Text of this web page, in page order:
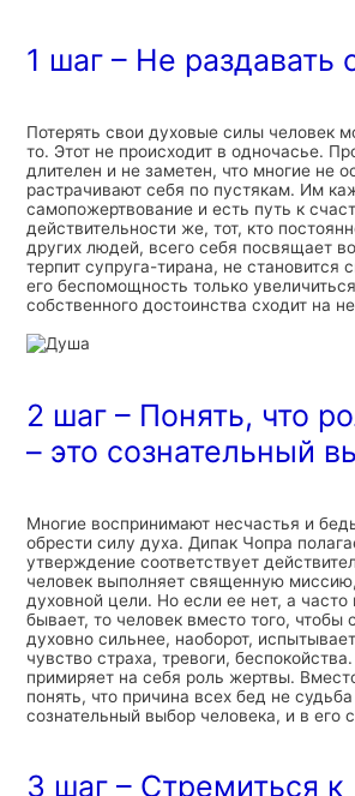
1 шаг – Не раздавать
Потерять свои духовые силы человек
то. Этот не происходит в одночасье.
длителен и не заметен, что многие не
растрачивают себя по пустякам. Им
самопожертвование и есть путь к
действительности же, тот, кто
других людей, всего себя посвящает
терпит супруга-тирана, не становится
его беспомощность только
собственного достоинства сходит на
2 шаг – Понять, что
– это сознательный
Многие воспринимают несчастья и
обрести силу духа. Дипак Чопра
утверждение соответствует
человек выполняет священную
духовной цели. Но если ее нет, а часто
бывает, то человек вместо того, чтобы
духовно сильнее, наоборот,
чувство страха, тревоги,
примиряет на себя роль жертвы.
понять, что причина всех бед не
сознательный выбор человека, и в его
3 шаг – Стремиться к